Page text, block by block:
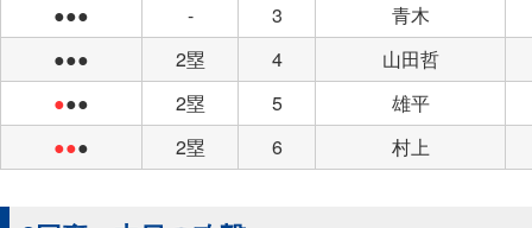
●●● - 3
青木
●●●
2塁 4
山田哲
●●● 2塁 5
雄平
●●● 2塁 6 村上